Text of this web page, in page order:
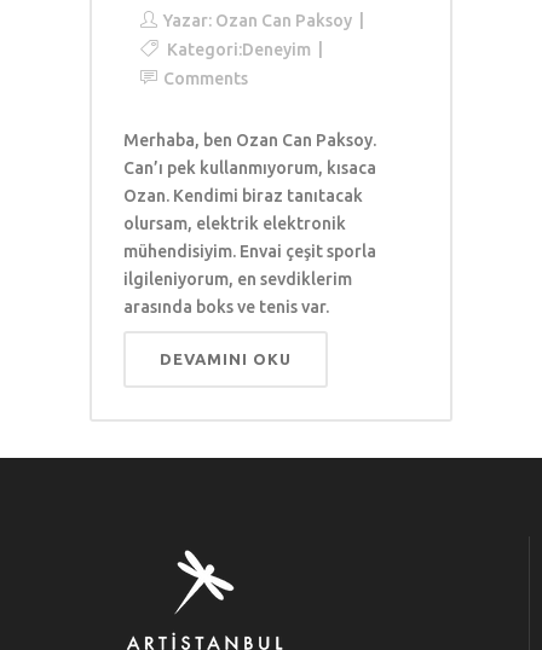
Yazar: Ozan Can Paksoy
Kategori:Deneyim
Comments
Merhaba, ben Ozan Can Paksoy.
Can’ı pek kullanmıyorum, kısaca
Ozan. Kendimi biraz tanıtacak
olursam, elektrik elektronik
mühendisiyim. Envai çeşit sporla
ilgileniyorum, en sevdiklerim
arasında boks ve tenis var.
DEVAMINI OKU